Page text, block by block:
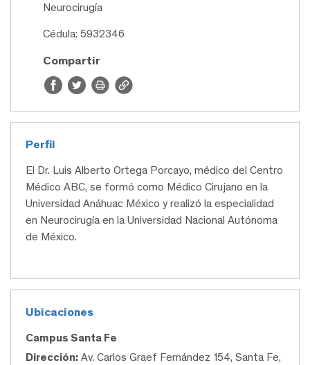
Neurocirugía
Cédula: 5932346
Compartir
Perfil
El Dr. Luis Alberto Ortega Porcayo, médico del Centro
Médico ABC, se formó como Médico Cirujano en la
Universidad Anáhuac México y realizó la especialidad
en Neurocirugía en la Universidad Nacional Autónoma
de México.
Ubicaciones
Campus Santa Fe
Dirección: Av. Carlos Graef Fernández 154, Santa Fe,